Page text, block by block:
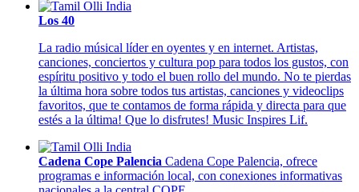
Los 40
La radio músical líder en oyentes y en internet. Artistas,
canciones, conciertos y cultura pop para todos los gustos, con
espíritu positivo y todo el buen rollo del mundo. No te pierdas
la última hora sobre todos tus artistas, canciones y videoclips
favoritos, que te contamos de forma rápida y directa para que
estés a la última! Que lo disfrutes! Music Inspires Lif.
Cadena Cope Palencia Cadena Cope Palencia, ofrece
programas e información local, con conexiones informativas